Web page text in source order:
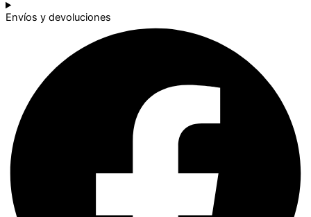
Envíos y devoluciones